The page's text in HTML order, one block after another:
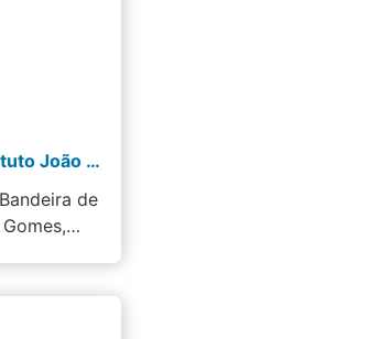
Bandeira de Mello visita Instituto João Gomes
de